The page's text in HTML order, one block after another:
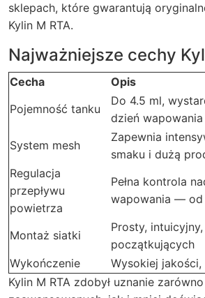
sklepach, które gwarantują
Kylin M RTA.
Najważniejsze cechy
Cecha
Opis
Pojemność tanku
Do 4.5 ml,
dzień wapowania
System mesh
Zapewnia
smaku i dużą
Regulacja
przepływu
powietrza
Pełna kontrola
wapowania — od
Montaż siatki
Prosty,
początkujących
Wykończenie
Wysokiej jakości,
Kylin M RTA zdobył uznanie